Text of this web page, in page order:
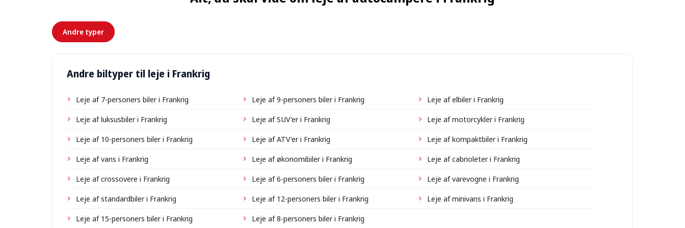
Andre typer
Andre biltyper til leje i Frankrig
Leje af 7-personers biler i Frankrig Leje af 9-personers biler i Frankrig
Leje af elbiler i Frankrig
Leje af luksusbiler i Frankrig
Leje af SUV'er i Frankrig
Leje af motorcykler i Frankrig
Leje af 10-personers biler i Frankrig
Leje af ATV'er i Frankrig
Leje af kompaktbiler i Frankrig
Leje af vans i Frankrig
Leje af økonomibiler i Frankrig
Leje af cabrioleter i Frankrig
Leje af crossovere i Frankrig
Leje af 6-personers biler i Frankrig
Leje af varevogne i Frankrig
Leje af standardbiler i Frankrig
Leje af 12-personers biler i Frankrig
Leje af minivans i Frankrig
Leje af 15-personers biler i Frankrig
Leje af 8-personers biler i Frankrig